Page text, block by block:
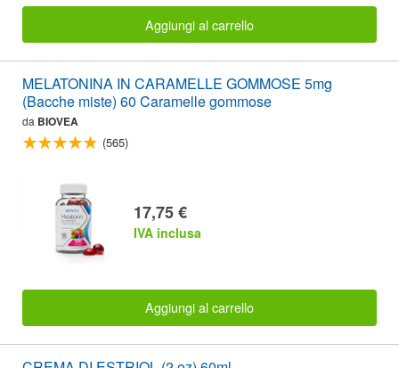
Aggiungi al carrello
MELATONINA IN CARAMELLE GOMMOSE 5mg
(Bacche miste) 60 Caramelle gommose
da BIOVEA
(565)
17,75 €
IVA inclusa
Aggiungi al carrello